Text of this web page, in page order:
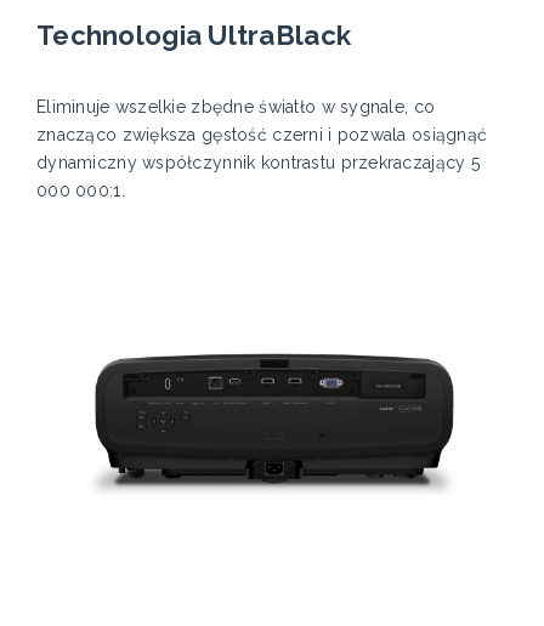
Technologia UltraBlack
Eliminuje wszelkie zbędne światło w sygnale, co
znacząco zwiększa gęstość czerni i pozwala osiągnąć
dynamiczny współczynnik kontrastu przekraczający 5
000 000:1.